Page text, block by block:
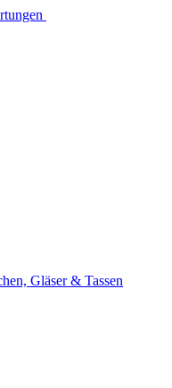
Gläser & Tassen